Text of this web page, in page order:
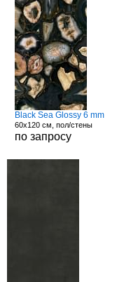
Black Sea Glossy 6 mm
60x120 см, пол/стены
по запросу